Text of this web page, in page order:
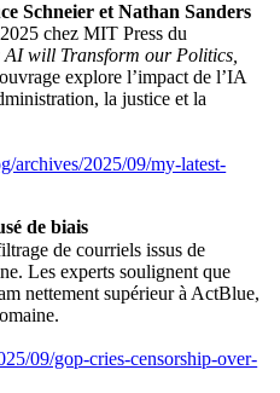
Schneier et Nathan Sanders
chez MIT Press du
will Transform our Politics,
explore l’impact de l’IA
la justice et la
archives/2025/09/my-latest-
de biais
de courriels issus de
Les experts soulignent que
nettement supérieur à ActBlue,
09/gop-cries-censorship-over-